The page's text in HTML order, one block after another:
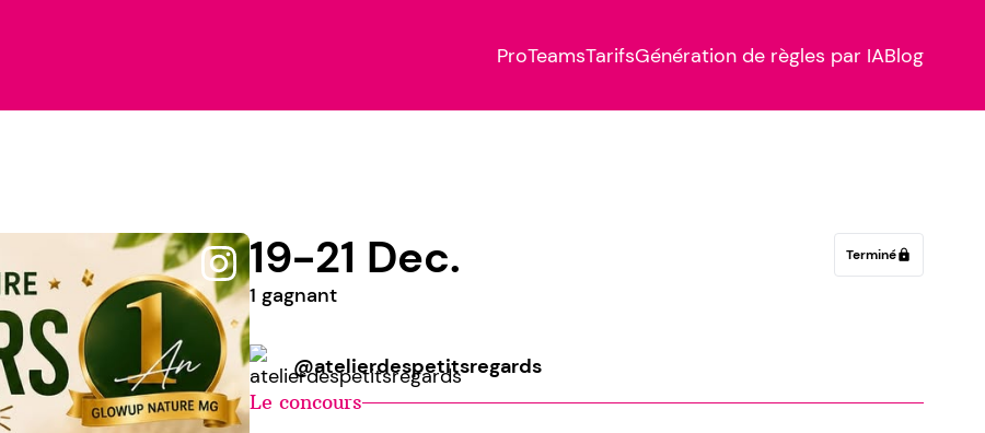
ProTeamsTarifsGénération de règles par IABlog
Terminélock
19-21 Dec.
1 gagnant
@atelierdespetitsregards
Le concours